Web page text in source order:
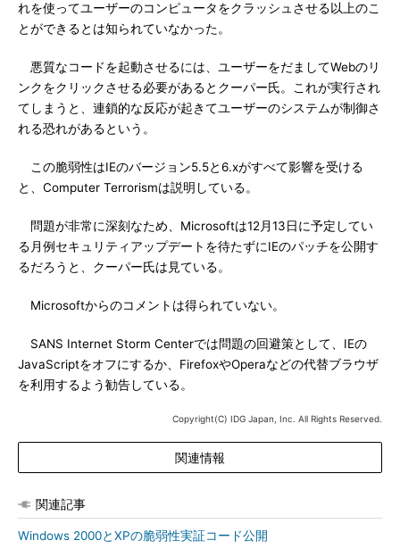
れを使ってユーザーのコンピュータをクラッシュさせる以上のこ
とができるとは知られていなかった。
悪質なコードを起動させるには、ユーザーをだましてWebのリ
ンクをクリックさせる必要があるとクーパー氏。これが実行され
てしまうと、連鎖的な反応が起きてユーザーのシステムが制御さ
れる恐れがあるという。
この脆弱性はIEのバージョン5.5と6.xがすべて影響を受ける
と、Computer Terrorismは説明している。
問題が非常に深刻なため、Microsoftは12月13日に予定してい
る月例セキュリティアップデートを待たずにIEのパッチを公開す
るだろうと、クーパー氏は見ている。
Microsoftからのコメントは得られていない。
SANS Internet Storm Centerでは問題の回避策として、IEの
JavaScriptをオフにするか、FirefoxやOperaなどの代替ブラウザ
を利用するよう勧告している。
Copyright(C) IDG Japan, Inc. All Rights Reserved.
関連情報
関連記事
Windows 2000とXPの脆弱性実証コード公開